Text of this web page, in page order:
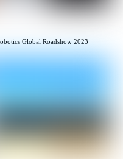
Global Roadshow 2023